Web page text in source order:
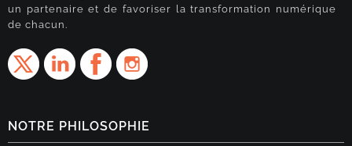
un partenaire et de favoriser la transformation numérique
de chacun.
NOTRE PHILOSOPHIE